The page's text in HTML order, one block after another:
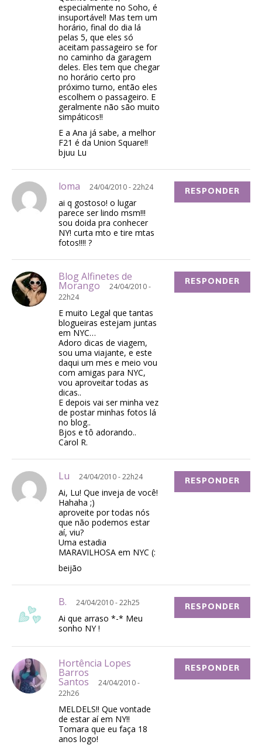
especialmente no Soho, é
insuportável! Mas tem um
horário, final do dia lá
pelas 5, que eles só
aceitam passageiro se for
no caminho da garagem
deles. Eles tem que chegar
no horário certo pro
próximo turno, então eles
escolhem o passageiro. E
geralmente não são muito
simpáticos!!
E a Ana já sabe, a melhor
F21 é da Union Square!!
bjuu Lu
loma 24/04/2010 - 22h24
ai q gostoso! o lugar
parece ser lindo msm!!!
sou doida pra conhecer
NY! curta mto e tire mtas
fotos!!!! ?
RESPONDER
Blog Alfinetes de
Morango
24/04/2010 -
22h24
E muito Legal que tantas
blogueiras estejam juntas
em NYC…
Adoro dicas de viagem,
sou uma viajante, e este
daqui um mes e meio vou
com amigas para NYC,
vou aproveitar todas as
dicas..
E depois vai ser minha vez
de postar minhas fotos lá
no blog..
Bjos e tô adorando..
Carol R.
RESPONDER
Lu 24/04/2010 - 22h24
Ai, Lu! Que inveja de você!
Hahaha ;)
aproveite por todas nós
que não podemos estar
aí, viu?
Uma estadia
MARAVILHOSA em NYC (:
beijão
RESPONDER
B. 24/04/2010 - 22h25
Ai que arraso *-* Meu
sonho NY !
RESPONDER
Hortência Lopes
Barros
Santos
24/04/2010 -
22h26
MELDELS!! Que vontade
de estar aí em NY!!
Tomara que eu faça 18
anos logo!
RESPONDER